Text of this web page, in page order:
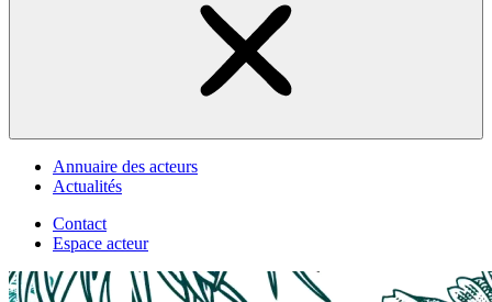
Annuaire des acteurs
Actualités
Contact
Espace acteur